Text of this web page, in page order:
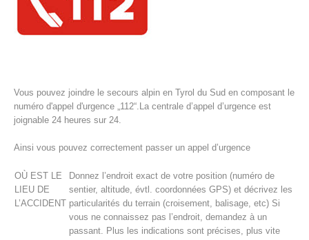
Histoire de l'association
Vous pouvez joindre le secours alpin en Tyrol du Sud en composant le
numéro d'appel d'urgence „112“.La centrale d’appel d’urgence est
joignable 24 heures sur 24.
Ainsi vous pouvez correctement passer un appel d’urgence
OÙ EST LE
LIEU DE
L’ACCIDENT
Donnez l’endroit exact de votre position (numéro de
sentier, altitude, évtl. coordonnées GPS) et décrivez les
particularités du terrain (croisement, balisage, etc) Si
vous ne connaissez pas l’endroit, demandez à un
passant. Plus les indications sont précises, plus vite